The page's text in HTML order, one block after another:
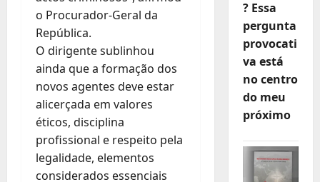
o Procurador-Geral da
República.
O dirigente sublinhou
ainda que a formação dos
novos agentes deve estar
alicerçada em valores
éticos, disciplina
profissional e respeito pela
legalidade, elementos
considerados essenciais
? Essa
pergunta
provocati
va está
no centro
do meu
próximo